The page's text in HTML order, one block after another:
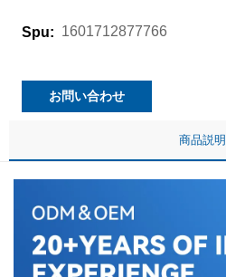
Spu: 1601712877766
お問い合わせ
商品説明